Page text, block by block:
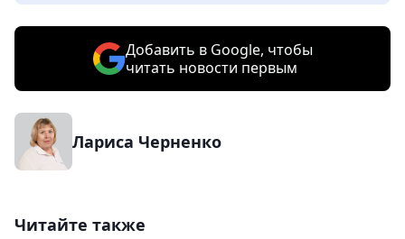
Добавить в Google, чтобы
читать новости первым
Лариса Черненко
Читайте также